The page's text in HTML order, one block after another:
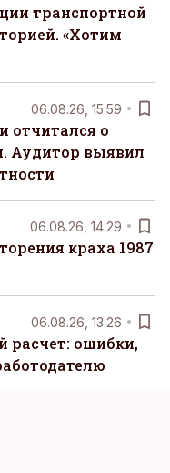
транспортной
«Хотим
06.08.26, 15:59
отчитался о
Аудитор выявил
06.08.26, 14:29
краха 1987
06.08.26, 13:26
расчет: ошибки,